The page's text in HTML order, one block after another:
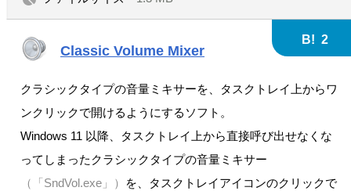
Classic Volume Mixer
B! 2
クラシックタイプの音量ミキサーを、タスクトレイ上からワ
ンクリックで開けるようにするソフト。
Windows 11 以降、タスクトレイ上から直接呼び出せなくな
ってしまったクラシックタイプの音量ミキサー
（「SndVol.exe」）
を、タスクトレイアイコンのクリックで